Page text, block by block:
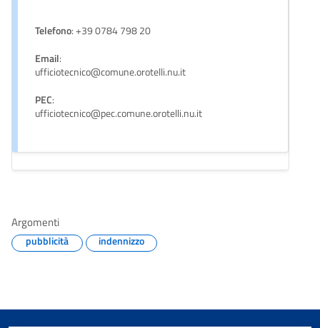
Telefono: +39 0784 798 20
Email:
ufficiotecnico@comune.orotelli.nu.it
PEC:
ufficiotecnico@pec.comune.orotelli.nu.it
Argomenti
pubblicità indennizzo